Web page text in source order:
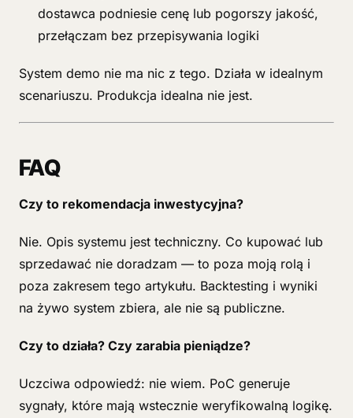
dostawca podniesie cenę lub pogorszy jakość,
przełączam bez przepisywania logiki
System demo nie ma nic z tego. Działa w idealnym
scenariuszu. Produkcja idealna nie jest.
FAQ
Czy to rekomendacja inwestycyjna?
Nie. Opis systemu jest techniczny. Co kupować lub
sprzedawać nie doradzam — to poza moją rolą i
poza zakresem tego artykułu. Backtesting i wyniki
na żywo system zbiera, ale nie są publiczne.
Czy to działa? Czy zarabia pieniądze?
Uczciwa odpowiedź: nie wiem. PoC generuje
sygnały, które mają wstecznie weryfikowalną logikę.